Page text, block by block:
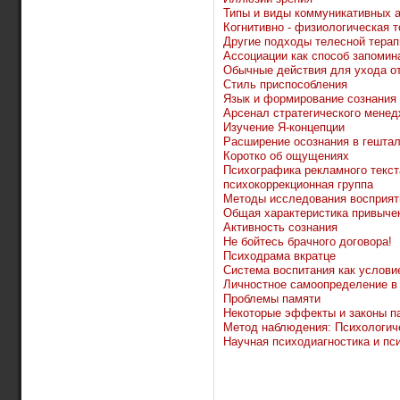
Типы и виды коммуникативных
Когнитивно - физиологическая
Другие подходы телесной
Ассоциации как способ
Обычные действия для ухода
Стиль приспособления
Язык и формирование сознания
Арсенал стратегического
Изучение Я-концепции
Расширение осознания в
Коротко об ощущениях
Психографика рекламного
психокоррекционная группа
Методы исследования
Общая характеристика
Активность сознания
Не бойтесь брачного договора!
Психодрама вкратце
Система воспитания как
Личностное самоопределение
Проблемы памяти
Некоторые эффекты и законы
Метод наблюдения:
Научная психодиагностика и